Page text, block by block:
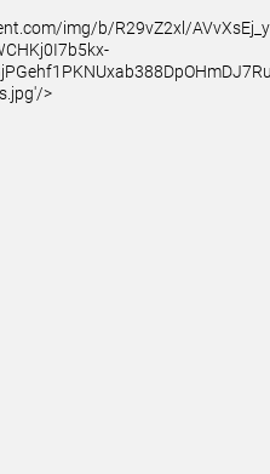
img/b/R29vZ2xl/
>